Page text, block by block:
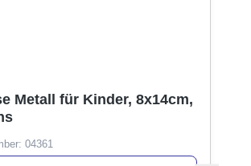
Metall für Kinder, 8x14cm,
04361